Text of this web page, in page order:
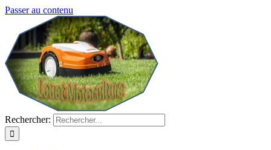
Passer au contenu
Rechercher: